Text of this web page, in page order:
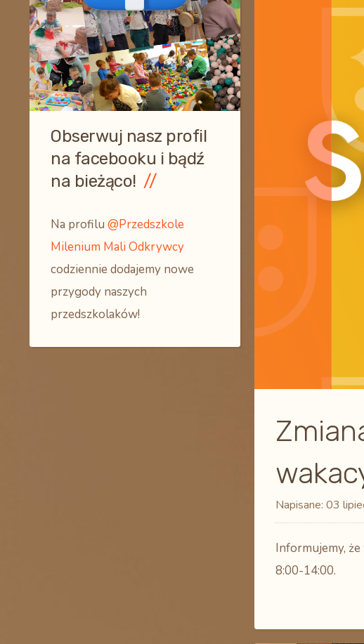
Napisane: 03
Informujemy,
8:00-14:00.
Obserwuj nasz profil
na facebooku i bądź
na bieżąco!
Na profilu @Przedszkole
Milenium Mali Odkrywcy
codziennie dodajemy nowe
przygody naszych
przedszkolaków!